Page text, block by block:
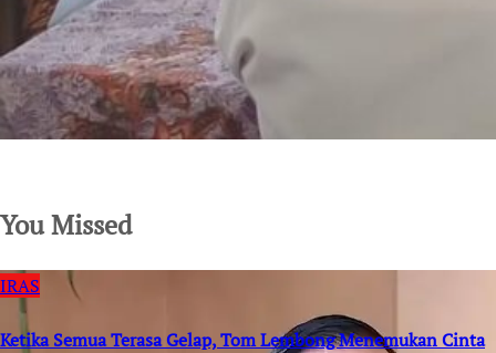
You Missed
IRAS
Ketika Semua Terasa Gelap, Tom Lembong Menemukan Cinta